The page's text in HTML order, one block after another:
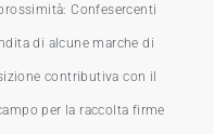
Confesercenti
di alcune marche di
contributiva con il
per la raccolta firme